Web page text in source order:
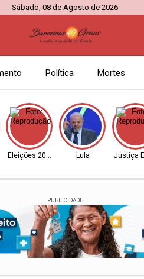
Sábado, 08 de Agosto de 2026
Política Mortes
Eleições 2026 Lula Justiça
PUBLICIDADE